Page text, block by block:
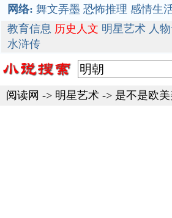
网络: 舞文弄墨 恐怖推理 感情生
教育信息 历史人文 明星艺术 人
水浒传
阅读网 -> 明星艺术 -> 是不是欧